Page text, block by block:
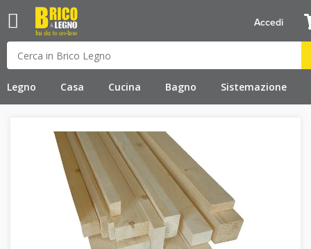
Legno Casa Cucina Bagno Sistemazione
Accedi